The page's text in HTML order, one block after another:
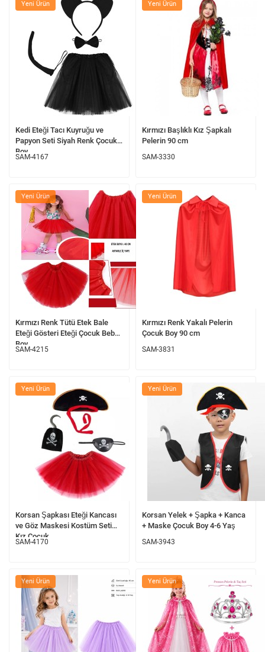
Yeni Ürün
Kedi Eteği Tacı Kuyruğu ve
Papyon Seti Siyah Renk Çocuk
Boy
SAM-4167
Yeni Ürün
Kırmızı Başlıklı Kız Şapkalı
Pelerin 90 cm
SAM-3330
Yeni Ürün
Kırmızı Renk Tütü Etek Bale
Eteği Gösteri Eteği Çocuk Bebek
Boy
SAM-4215
Yeni Ürün
Kırmızı Renk Yakalı Pelerin
Çocuk Boy 90 cm
SAM-3831
Yeni Ürün
Korsan Şapkası Eteği Kancası
ve Göz Maskesi Kostüm Seti
Kız Çocuk
SAM-4170
Yeni Ürün
Korsan Yelek + Şapka + Kanca
+ Maske Çocuk Boy 4-6 Yaş
SAM-3943
Yeni Ürün Yeni Ürün